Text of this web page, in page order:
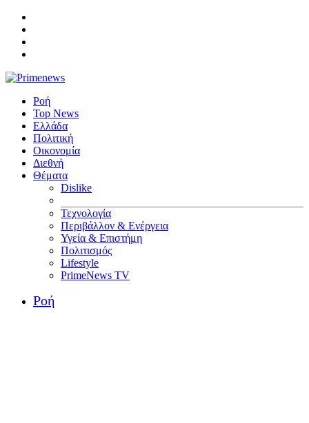
Ροή
Top News
Ελλάδα
Πολιτική
Οικονομία
Διεθνή
Θέματα
Dislike
Τεχνολογία
Περιβάλλον & Ενέργεια
Υγεία & Επιστήμη
Πολιτισμός
Lifestyle
PrimeNews TV
Ροή